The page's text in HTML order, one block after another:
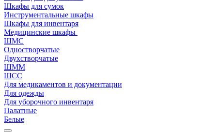
Шкафы для сумок
Инструментальные шкафы
Шкафы для инвентаря
Медицинские шкафы
ШМС
Одностворчатые
Двухстворчатые
ШММ
ШСС
Для медикаментов и документации
Для одежды
Для уборочного инвентаря
Палатные
Белые